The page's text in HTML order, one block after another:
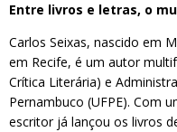
Entre livros e letras, o
Carlos Seixas, nascido em
em Recife, é um autor
Crítica Literária) e
Pernambuco (UFPE). Com
escritor já lançou os livros